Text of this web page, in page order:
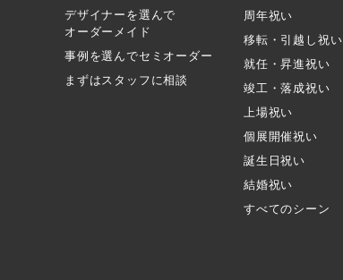
デザイナーを選んで
オーダーメイド
事例を選んでセミオーダー
まずはスタッフに相談
周年祝い
移転・引越し祝い
就任・昇進祝い
竣工・落成祝い
上場祝い
個展開催祝い
誕生日祝い
結婚祝い
すべてのシーン